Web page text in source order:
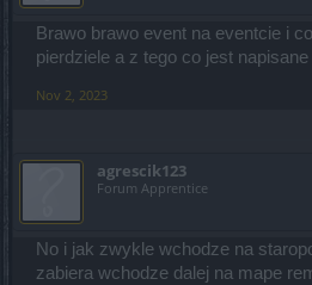
Brawo brawo event na eventcie i
pierdziele a z tego co jest
Nov 2, 2023
agrescik123
Forum Apprentice
No i jak zwykle wchodze na
zabiera wchodze dalej na mape